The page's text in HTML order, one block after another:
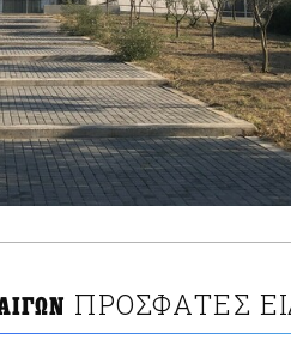
ΠΡΟΣΦΑΤΕΣ